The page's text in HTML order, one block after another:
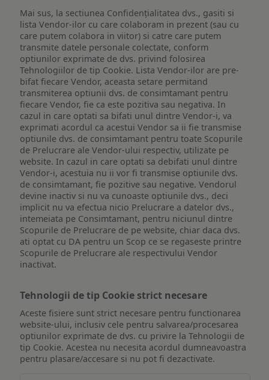
Mai sus, la sectiunea Confidențialitatea dvs., gasiti si
lista Vendor-ilor cu care colaboram in prezent (sau cu
care putem colabora in viitor) si catre care putem
transmite datele personale colectate, conform
optiunilor exprimate de dvs. privind folosirea
Tehnologiilor de tip Cookie. Lista Vendor-ilor are pre-
bifat fiecare Vendor, aceasta setare permitand
transmiterea optiunii dvs. de consimtamant pentru
fiecare Vendor, fie ca este pozitiva sau negativa. In
cazul in care optati sa bifati unul dintre Vendor-i, va
exprimati acordul ca acestui Vendor sa ii fie transmise
optiunile dvs. de consimtamant pentru toate Scopurile
de Prelucrare ale Vendor-ului respectiv, utilizate pe
website. In cazul in care optati sa debifati unul dintre
Vendor-i, acestuia nu ii vor fi transmise optiunile dvs.
de consimtamant, fie pozitive sau negative. Vendorul
devine inactiv si nu va cunoaste optiunile dvs., deci
implicit nu va efectua nicio Prelucrare a datelor dvs.,
intemeiata pe Consimtamant, pentru niciunul dintre
Scopurile de Prelucrare de pe website, chiar daca dvs.
ati optat cu DA pentru un Scop ce se regaseste printre
Scopurile de Prelucrare ale respectivului Vendor
inactivat.
Tehnologii de tip Cookie strict necesare
Aceste fisiere sunt strict necesare pentru functionarea
website-ului, inclusiv cele pentru salvarea/procesarea
optiunilor exprimate de dvs. cu privire la Tehnologii de
tip Cookie. Acestea nu necesita acordul dumneavoastra
pentru plasare/accesare si nu pot fi dezactivate.